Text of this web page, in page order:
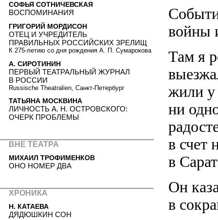
войны
Там я
жили у
ни
в счет
в
Он
в
СОФЬЯ СОТНИЧЕВСКАЯ
ВОСПОМИНАНИЯ
ГРИГОРИЙ МОРДИСОН
ОТЕЦ И УЧРЕДИТЕЛЬ
ПРАВИЛЬНЫХ РОССИЙСКИХ ЗРЕЛИЩ
К 275-летию со дня рождения А. П. Сумарокова
А. СИРОТИНИН
ПЕРВЫЙ ТЕАТРАЛЬНЫЙ ЖУРНАЛ
В РОССИИ
Russische Theatralien, Санкт-Петербург
ТАТЬЯНА МОСКВИНА
ЛИЧНОСТЬ А. Н. ОСТРОВСКОГО:
ОЧЕРК ПРОБЛЕМЫ
ВНЕ ТЕАТРА
МИХАИЛ ТРОФИМЕНКОВ
ОНО НОМЕР ДВА
ХРОНИКА
Н. КАТАЕВА
ДЯДЮШКИН СОН